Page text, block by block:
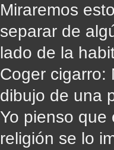
Miraremos
separar de
lado de la
Coger cigarro:
dibujo de una
Yo pienso que
religión se lo